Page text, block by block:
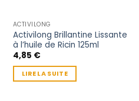
page
du
produit
ACTIVILONG
Activilong Brillantine Lissante
à l’huile de Ricin 125ml
4,85 €
LIRE LA SUITE